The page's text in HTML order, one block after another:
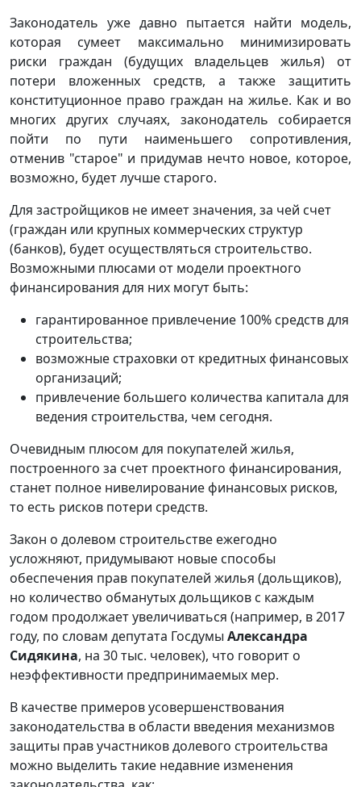
Законодатель уже давно пытается найти модель,
которая сумеет максимально минимизировать
риски граждан (будущих владельцев жилья) от
потери вложенных средств, а также защитить
конституционное право граждан на жилье. Как и во
многих других случаях, законодатель собирается
пойти по пути наименьшего сопротивления,
отменив "старое" и придумав нечто новое, которое,
возможно, будет лучше старого.
Для застройщиков не имеет значения, за чей счет
(граждан или крупных коммерческих структур
(банков), будет осуществляться строительство.
Возможными плюсами от модели проектного
финансирования для них могут быть:
гарантированное привлечение 100% средств для
строительства;
возможные страховки от кредитных финансовых
организаций;
привлечение большего количества капитала для
ведения строительства, чем сегодня.
Очевидным плюсом для покупателей жилья,
построенного за счет проектного финансирования,
станет полное нивелирование финансовых рисков,
то есть рисков потери средств.
Закон о долевом строительстве ежегодно
усложняют, придумывают новые способы
обеспечения прав покупателей жилья (дольщиков),
но количество обманутых дольщиков с каждым
годом продолжает увеличиваться (например, в 2017
году, по словам депутата Госдумы Александра
Сидякина, на 30 тыс. человек), что говорит о
неэффективности предпринимаемых мер.
В качестве примеров усовершенствования
законодательства в области введения механизмов
защиты прав участников долевого строительства
можно выделить такие недавние изменения